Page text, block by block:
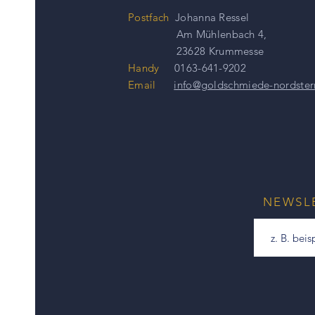
Postfach Johanna Ressel
Am Mühlenbach 4,
23628 Krummesse
Handy 0163-641-9202
Email info@goldschmiede-